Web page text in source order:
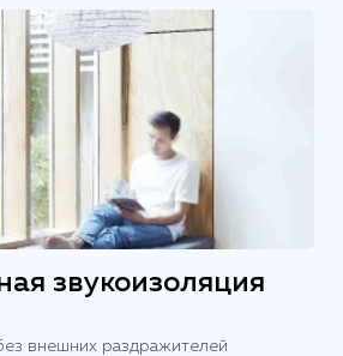
звукоизоляция
внешних раздражителей